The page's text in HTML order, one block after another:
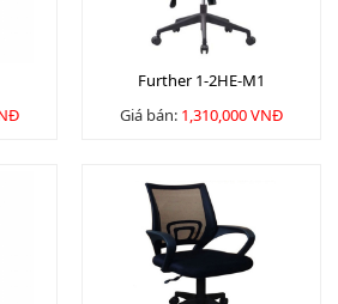
Further 1-2HE-M1
Giá bán: 1,310,000 VNĐ